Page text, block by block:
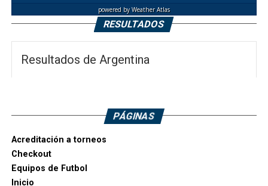
powered byWeather Atlas
RESULTADOS
Resultados de Argentina
PÁGINAS
Acreditación a torneos
Checkout
Equipos de Futbol
Inicio